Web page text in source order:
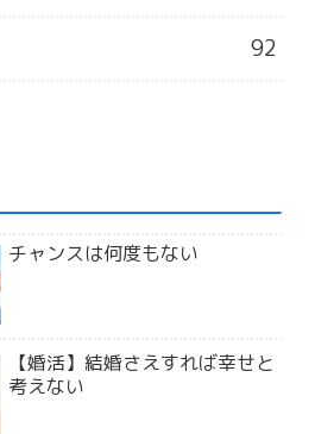
92
チャンスは何度もない
【婚活】結婚さえすれば幸せと
考えない